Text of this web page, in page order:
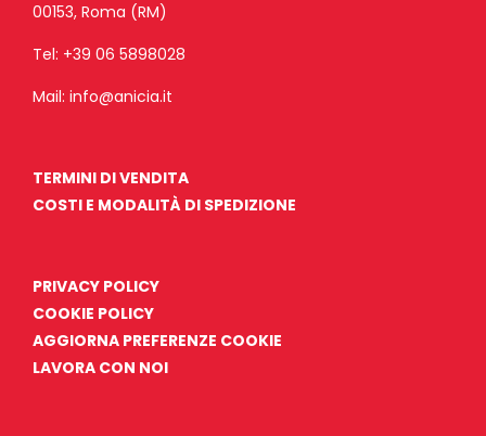
00153, Roma (RM)
Tel: +39 06 5898028
Mail: info@anicia.it
TERMINI DI VENDITA
COSTI E MODALITÀ DI SPEDIZIONE
PRIVACY POLICY
COOKIE POLICY
AGGIORNA PREFERENZE COOKIE
LAVORA CON NOI